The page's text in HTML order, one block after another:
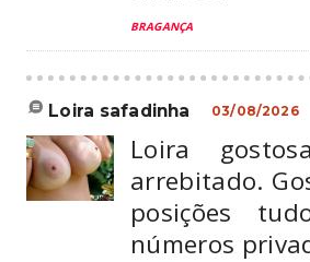
BRAGANÇA
loira safadinha 03/08/2026
Loira
arrebitado.
posições
números